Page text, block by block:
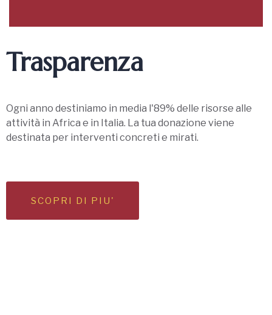
Trasparenza
Ogni anno destiniamo in media l'89% delle risorse alle
attività in Africa e in Italia. La tua donazione viene
destinata per interventi concreti e mirati.
SCOPRI DI PIU'